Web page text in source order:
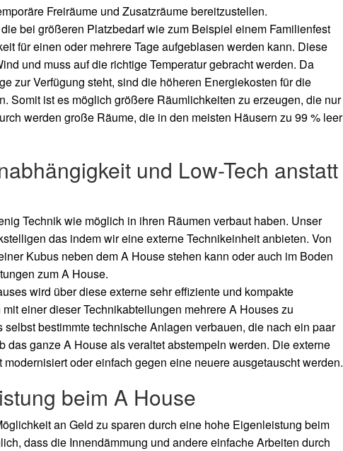
Freiräume und Zusatzräume bereitzustellen.
bei größeren Platzbedarf wie zum Beispiel einem Familienfest
für einen oder mehrere Tage aufgeblasen werden kann. Diese
und muss auf die richtige Temperatur gebracht werden. Da
zur Verfügung steht, sind die höheren Energiekosten für die
Somit ist es möglich größere Räumlichkeiten zu erzeugen, die nur
werden große Räume, die in den meisten Häusern zu 99 % leer
und Low-Tech anstatt
Technik wie möglich in ihren Räumen verbaut haben. Unser
das indem wir eine externe Technikeinheit anbieten. Von
Kubus neben dem A House stehen kann oder auch im Boden
zum A House.
wird über diese externe sehr effiziente und kompakte
einer dieser Technikabteilungen mehrere A Houses zu
bestimmte technische Anlagen verbauen, die nach ein paar
das ganze A House als veraltet abstempeln werden. Die externe
oder einfach gegen eine neuere ausgetauscht werden.
beim A House
an Geld zu sparen durch eine hohe Eigenleistung beim
dass die Innendämmung und andere einfache Arbeiten durch